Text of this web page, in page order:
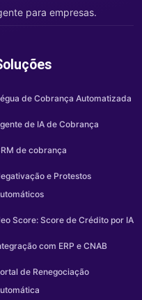
para empresas.
de Cobrança Automatizada
de IA de Cobrança
de cobrança
e Protestos
Score: Score de Crédito por IA
com ERP e CNAB
de Renegociação